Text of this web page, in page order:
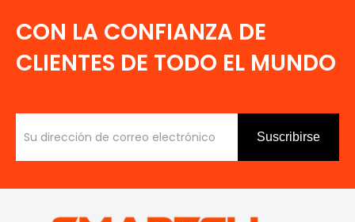
CON LA CONFIANZA DE
CLIENTES DE TODO EL MUNDO
Suscribirse